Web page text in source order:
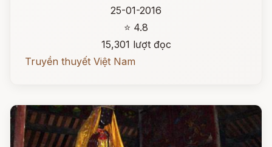
25-01-2016
⭐ 4.8
15,301 lượt đọc
Truyền thuyết Việt Nam